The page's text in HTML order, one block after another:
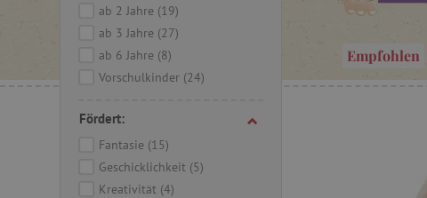
ab 2 Jahre (19)
ab 3 Jahre (27)
ab 6 Jahre (8)
Vorschulkinder (24)
Fördert:
Fantasie (15)
Geschicklichkeit (5)
Kreativität (4)
Empfohlen